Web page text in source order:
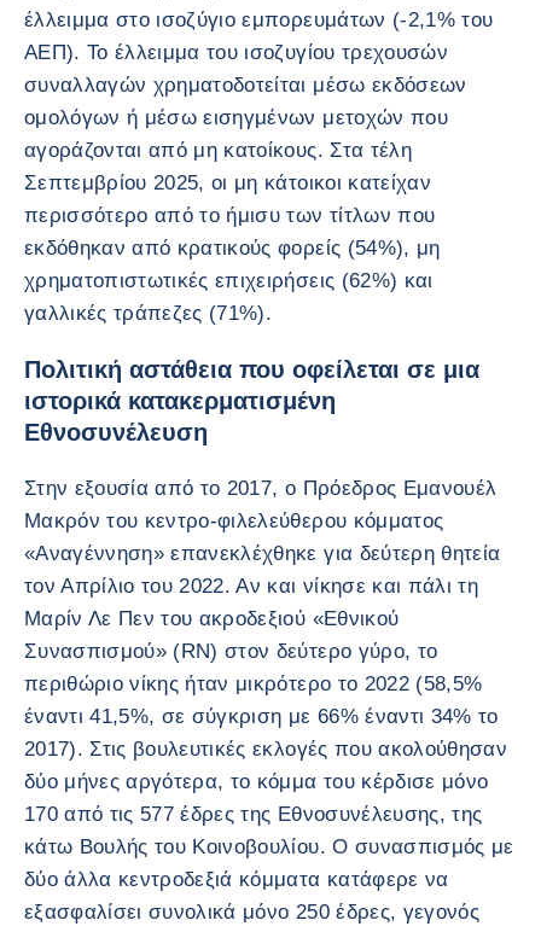
έλλειμμα στο ισοζύγιο εμπορευμάτων (-2,1% του
ΑΕΠ). Το έλλειμμα του ισοζυγίου τρεχουσών
συναλλαγών χρηματοδοτείται μέσω εκδόσεων
ομολόγων ή μέσω εισηγμένων μετοχών που
αγοράζονται από μη κατοίκους. Στα τέλη
Σεπτεμβρίου 2025, οι μη κάτοικοι κατείχαν
περισσότερο από το ήμισυ των τίτλων που
εκδόθηκαν από κρατικούς φορείς (54%), μη
χρηματοπιστωτικές επιχειρήσεις (62%) και
γαλλικές τράπεζες (71%).
Πολιτική αστάθεια που οφείλεται σε μια
ιστορικά κατακερματισμένη
Εθνοσυνέλευση
Στην εξουσία από το 2017, ο Πρόεδρος Εμανουέλ
Μακρόν του κεντρο-φιλελεύθερου κόμματος
«Αναγέννηση» επανεκλέχθηκε για δεύτερη θητεία
τον Απρίλιο του 2022. Αν και νίκησε και πάλι τη
Μαρίν Λε Πεν του ακροδεξιού «Εθνικού
Συνασπισμού» (RN) στον δεύτερο γύρο, το
περιθώριο νίκης ήταν μικρότερο το 2022 (58,5%
έναντι 41,5%, σε σύγκριση με 66% έναντι 34% το
2017). Στις βουλευτικές εκλογές που ακολούθησαν
δύο μήνες αργότερα, το κόμμα του κέρδισε μόνο
170 από τις 577 έδρες της Εθνοσυνέλευσης, της
κάτω Βουλής του Κοινοβουλίου. Ο συνασπισμός με
δύο άλλα κεντροδεξιά κόμματα κατάφερε να
εξασφαλίσει συνολικά μόνο 250 έδρες, γεγονός